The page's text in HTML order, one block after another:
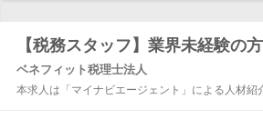
【税務スタッフ】業界未経験の
ベネフィット税理士法人
本求人は「マイナビエージェント」による人材紹